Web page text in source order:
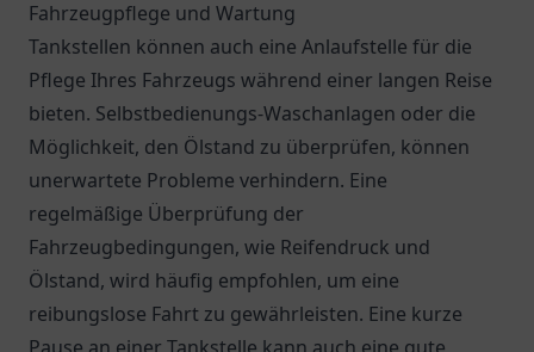
Fahrzeugpflege und Wartung
Tankstellen können auch eine Anlaufstelle für die
Pflege Ihres Fahrzeugs während einer langen Reise
bieten. Selbstbedienungs-Waschanlagen oder die
Möglichkeit, den Ölstand zu überprüfen, können
unerwartete Probleme verhindern. Eine
regelmäßige Überprüfung der
Fahrzeugbedingungen, wie Reifendruck und
Ölstand, wird häufig empfohlen, um eine
reibungslose Fahrt zu gewährleisten. Eine kurze